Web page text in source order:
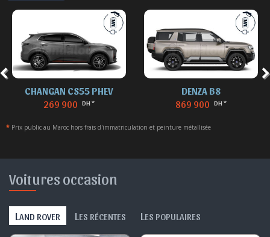
CHANGAN CS55 PHEV
269 900 DH *
DENZA B8
869 900 DH *
* Prix public au Maroc hors frais d'immatriculation et peinture métallisée
Voitures occasion
LAND ROVER L ES RÉCENTES L ES POPULAIRES